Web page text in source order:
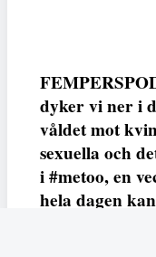
dyker vi ner i
våldet mot
sexuella och
i #metoo, en
hela dagen